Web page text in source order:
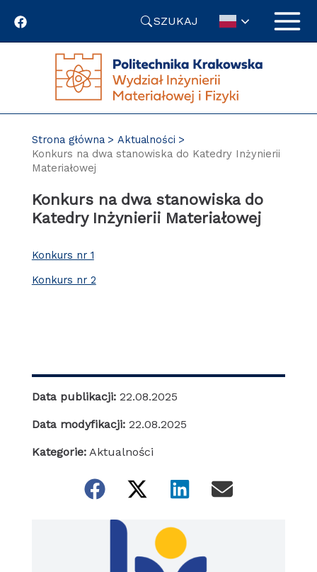
SZUKAJ
Strona główna
Aktualności
Konkurs na dwa stanowiska do Katedry Inżynierii
Materiałowej
Konkurs na dwa stanowiska do
Katedry Inżynierii Materiałowej
Konkurs nr 1
Konkurs nr 2
Data publikacji: 22.08.2025
Data modyfikacji: 22.08.2025
Kategorie: Aktualności